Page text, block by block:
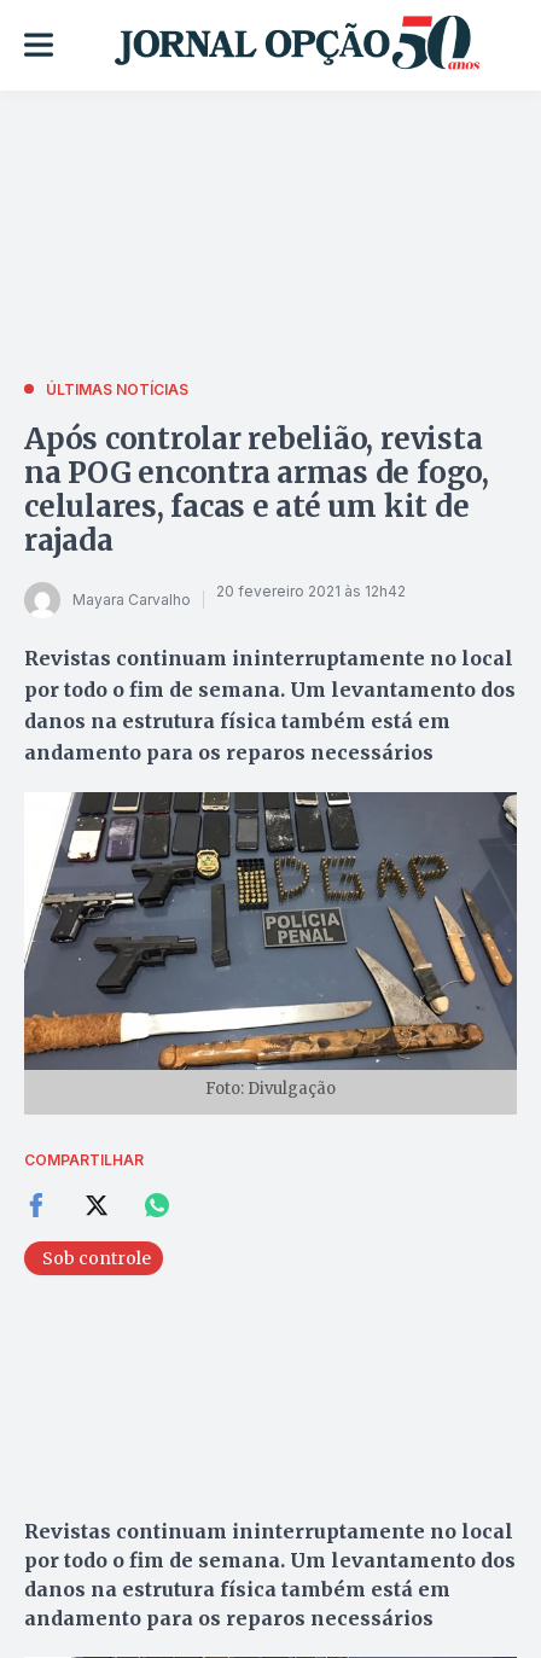
ÚLTIMAS NOTÍCIAS
Após controlar rebelião, revista
na POG encontra armas de fogo,
celulares, facas e até um kit de
rajada
Mayara Carvalho 20 fevereiro 2021 às 12h42
Revistas continuam ininterruptamente no local
por todo o fim de semana. Um levantamento dos
danos na estrutura física também está em
andamento para os reparos necessários
Foto: Divulgação
COMPARTILHAR
Sob controle
Revistas continuam ininterruptamente no local
por todo o fim de semana. Um levantamento dos
danos na estrutura física também está em
andamento para os reparos necessários